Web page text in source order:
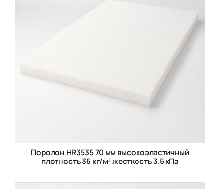
Поролон HR3535 70 мм высокоэластичный
плотность 35 кг/м³ жесткость 3.5 кПа